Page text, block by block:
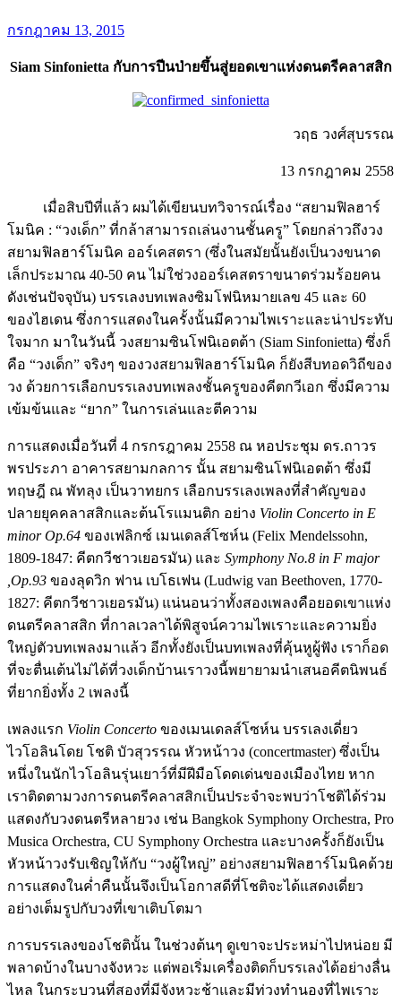
กรกฎาคม 13, 2015
Siam Sinfonietta กับการปีนป่ายขึ้นสู่ยอดเขาแห่งดนตรีคลาสสิก
วฤธ วงศ์สุบรรณ
13 กรกฎาคม 2558
เมื่อสิบปีที่แล้ว ผมได้เขียนบทวิจารณ์เรื่อง “สยามฟิลฮาร์
โมนิค : “วงเด็ก” ที่กล้าสามารถเล่นงานชั้นครู” โดยกล่าวถึงวง
สยามฟิลฮาร์โมนิค ออร์เคสตรา (ซึ่งในสมัยนั้นยังเป็นวงขนาด
เล็กประมาณ 40-50 คน ไม่ใช่วงออร์เคสตราขนาดร่วมร้อยคน
ดังเช่นปัจจุบัน) บรรเลงบทเพลงซิมโฟนิหมายเลข 45 และ 60
ของไฮเดน ซึ่งการแสดงในครั้งนั้นมีความไพเราะและน่าประทับ
ใจมาก มาในวันนี้ วงสยามซินโฟนิเอตต้า (Siam Sinfonietta) ซึ่งก็
คือ “วงเด็ก” จริงๆ ของวงสยามฟิลฮาร์โมนิค ก็ยังสีบทอดวิถีของ
วง ด้วยการเลือกบรรเลงบทเพลงชั้นครูของคีตกวีเอก ซึ่งมีความ
เข้มข้นและ “ยาก” ในการเล่นและตีความ
การแสดงเมื่อวันที่ 4 กรกรฎาคม 2558 ณ หอประชุม ดร.ถาวร
พรประภา อาคารสยามกลการ นั้น สยามซินโฟนิเอตต้า ซึ่งมี
ทฤษฎี ณ พัทลุง เป็นวาทยกร เลือกบรรเลงเพลงที่สำคัญของ
ปลายยุคคลาสสิกและต้นโรแมนติก อย่าง Violin Concerto in E
minorOp.64 ของเฟลิกซ์ เมนเดลส์โซห์น (Felix Mendelssohn,
1809-1847: คีตกวีชาวเยอรมัน) และ Symphony No.8 in F major
,Op.93 ของลุดวิก ฟาน เบโธเฟน (Ludwig van Beethoven, 1770-
1827: คีตกวีชาวเยอรมัน) แน่นอนว่าทั้งสองเพลงคือยอดเขาแห่ง
ดนตรีคลาสสิก ที่กาลเวลาได้พิสูจน์ความไพเราะและความยิ่ง
ใหญ่ตัวบทเพลงมาแล้ว อีกทั้งยังเป็นบทเพลงที่คุ้นหูผู้ฟัง เราก็อด
ที่จะตื่นเต้นไม่ได้ที่วงเด็กบ้านเราวงนี้พยายามนำเสนอคีตนิพนธ์
ที่ยากยิ่งทั้ง 2 เพลงนี้
เพลงแรก Violin Concerto ของเมนเดลส์โซห์น บรรเลงเดี่ยว
ไวโอลินโดย โชติ บัวสุวรรณ หัวหน้าวง (concertmaster) ซึ่งเป็น
หนึ่งในนักไวโอลินรุ่นเยาว์ที่มีฝีมือโดดเด่นของเมืองไทย หาก
เราติดตามวงการดนตรีคลาสสิกเป็นประจำจะพบว่าโชติได้ร่วม
แสดงกับวงดนตรีหลายวง เช่น Bangkok Symphony Orchestra, Pro
Musica Orchestra, CU Symphony Orchestra และบางครั้งก็ยังเป็น
หัวหน้าวงรับเชิญให้กับ “วงผู้ใหญ่” อย่างสยามฟิลฮาร์โมนิคด้วย
การแสดงในค่ำคืนนั้นจึงเป็นโอกาสดีที่โชติจะได้แสดงเดี่ยว
อย่างเต็มรูปกับวงที่เขาเติบโตมา
การบรรเลงของโชตินั้น ในช่วงต้นๆ ดูเขาจะประหม่าไปหน่อย มี
พลาดบ้างในบางจังหวะ แต่พอเริ่มเครื่องติดก็บรรเลงได้อย่างลื่น
ไหล ในกระบวนที่สองที่มีจังหวะช้าและมีท่วงทำนองที่ไพเราะ